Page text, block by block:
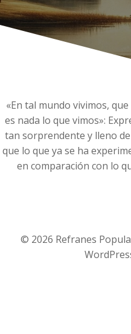
«En tal mundo vivimos,
es nada lo que vimos»:
tan sorprendente y lleno
que lo que ya se ha
en comparación con lo
© 2026 Refranes